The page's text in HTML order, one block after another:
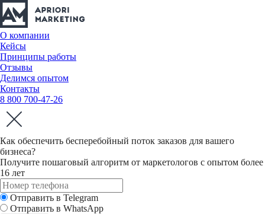
О компании
Кейсы
Принципы работы
Отзывы
Делимся опытом
Контакты
8 800 700-47-26
Как обеспечить бесперебойный поток заказов для вашего
бизнеса?
Получите пошаговый алгоритм от маркетологов с опытом более
16 лет
Отправить в Telegram
Отправить в WhatsApp